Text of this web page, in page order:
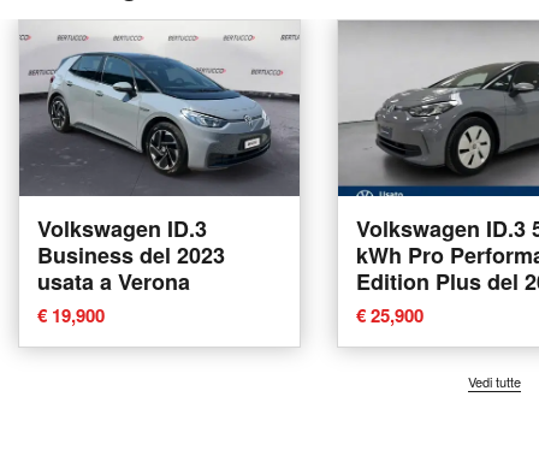
Volkswagen ID.3
Business del 2023
usata a Verona
€ 19,900
Volkswagen ID.3
kWh Pro
Edition Plus del
usata a
€ 25,900
Vedi tutte